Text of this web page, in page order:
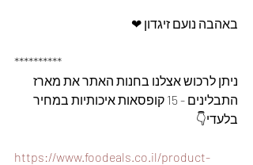
באהבה נועם זיגדון ❤
**********
ניתן לרכוש אצלנו בחנות האתר את מארז
התבלינים - 15 קופסאות איכותיות במחיר
בלעדי👇
https://www.foodeals.co.il/product-